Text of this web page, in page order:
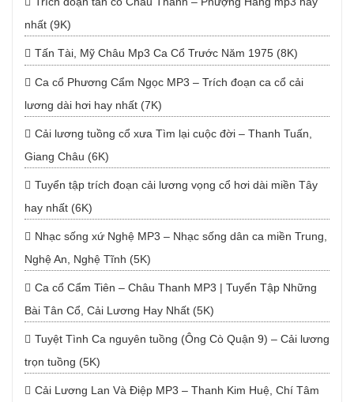
nhất (9K)
Tấn Tài, Mỹ Châu Mp3 Ca Cổ Trước Năm 1975 (8K)
Ca cổ Phương Cẩm Ngọc MP3 – Trích đoạn ca cổ cải
lương dài hơi hay nhất (7K)
Cải lương tuồng cổ xưa Tìm lại cuộc đời – Thanh Tuấn,
Giang Châu (6K)
Tuyển tập trích đoạn cải lương vọng cổ hơi dài miền Tây
hay nhất (6K)
Nhạc sống xứ Nghệ MP3 – Nhạc sống dân ca miền Trung,
Nghệ An, Nghệ Tĩnh (5K)
Ca cổ Cẩm Tiên – Châu Thanh MP3 | Tuyển Tập Những
Bài Tân Cổ, Cải Lương Hay Nhất (5K)
Tuyệt Tình Ca nguyên tuồng (Ông Cò Quận 9) – Cải lương
trọn tuồng (5K)
Cải Lương Lan Và Điệp MP3 – Thanh Kim Huệ, Chí Tâm